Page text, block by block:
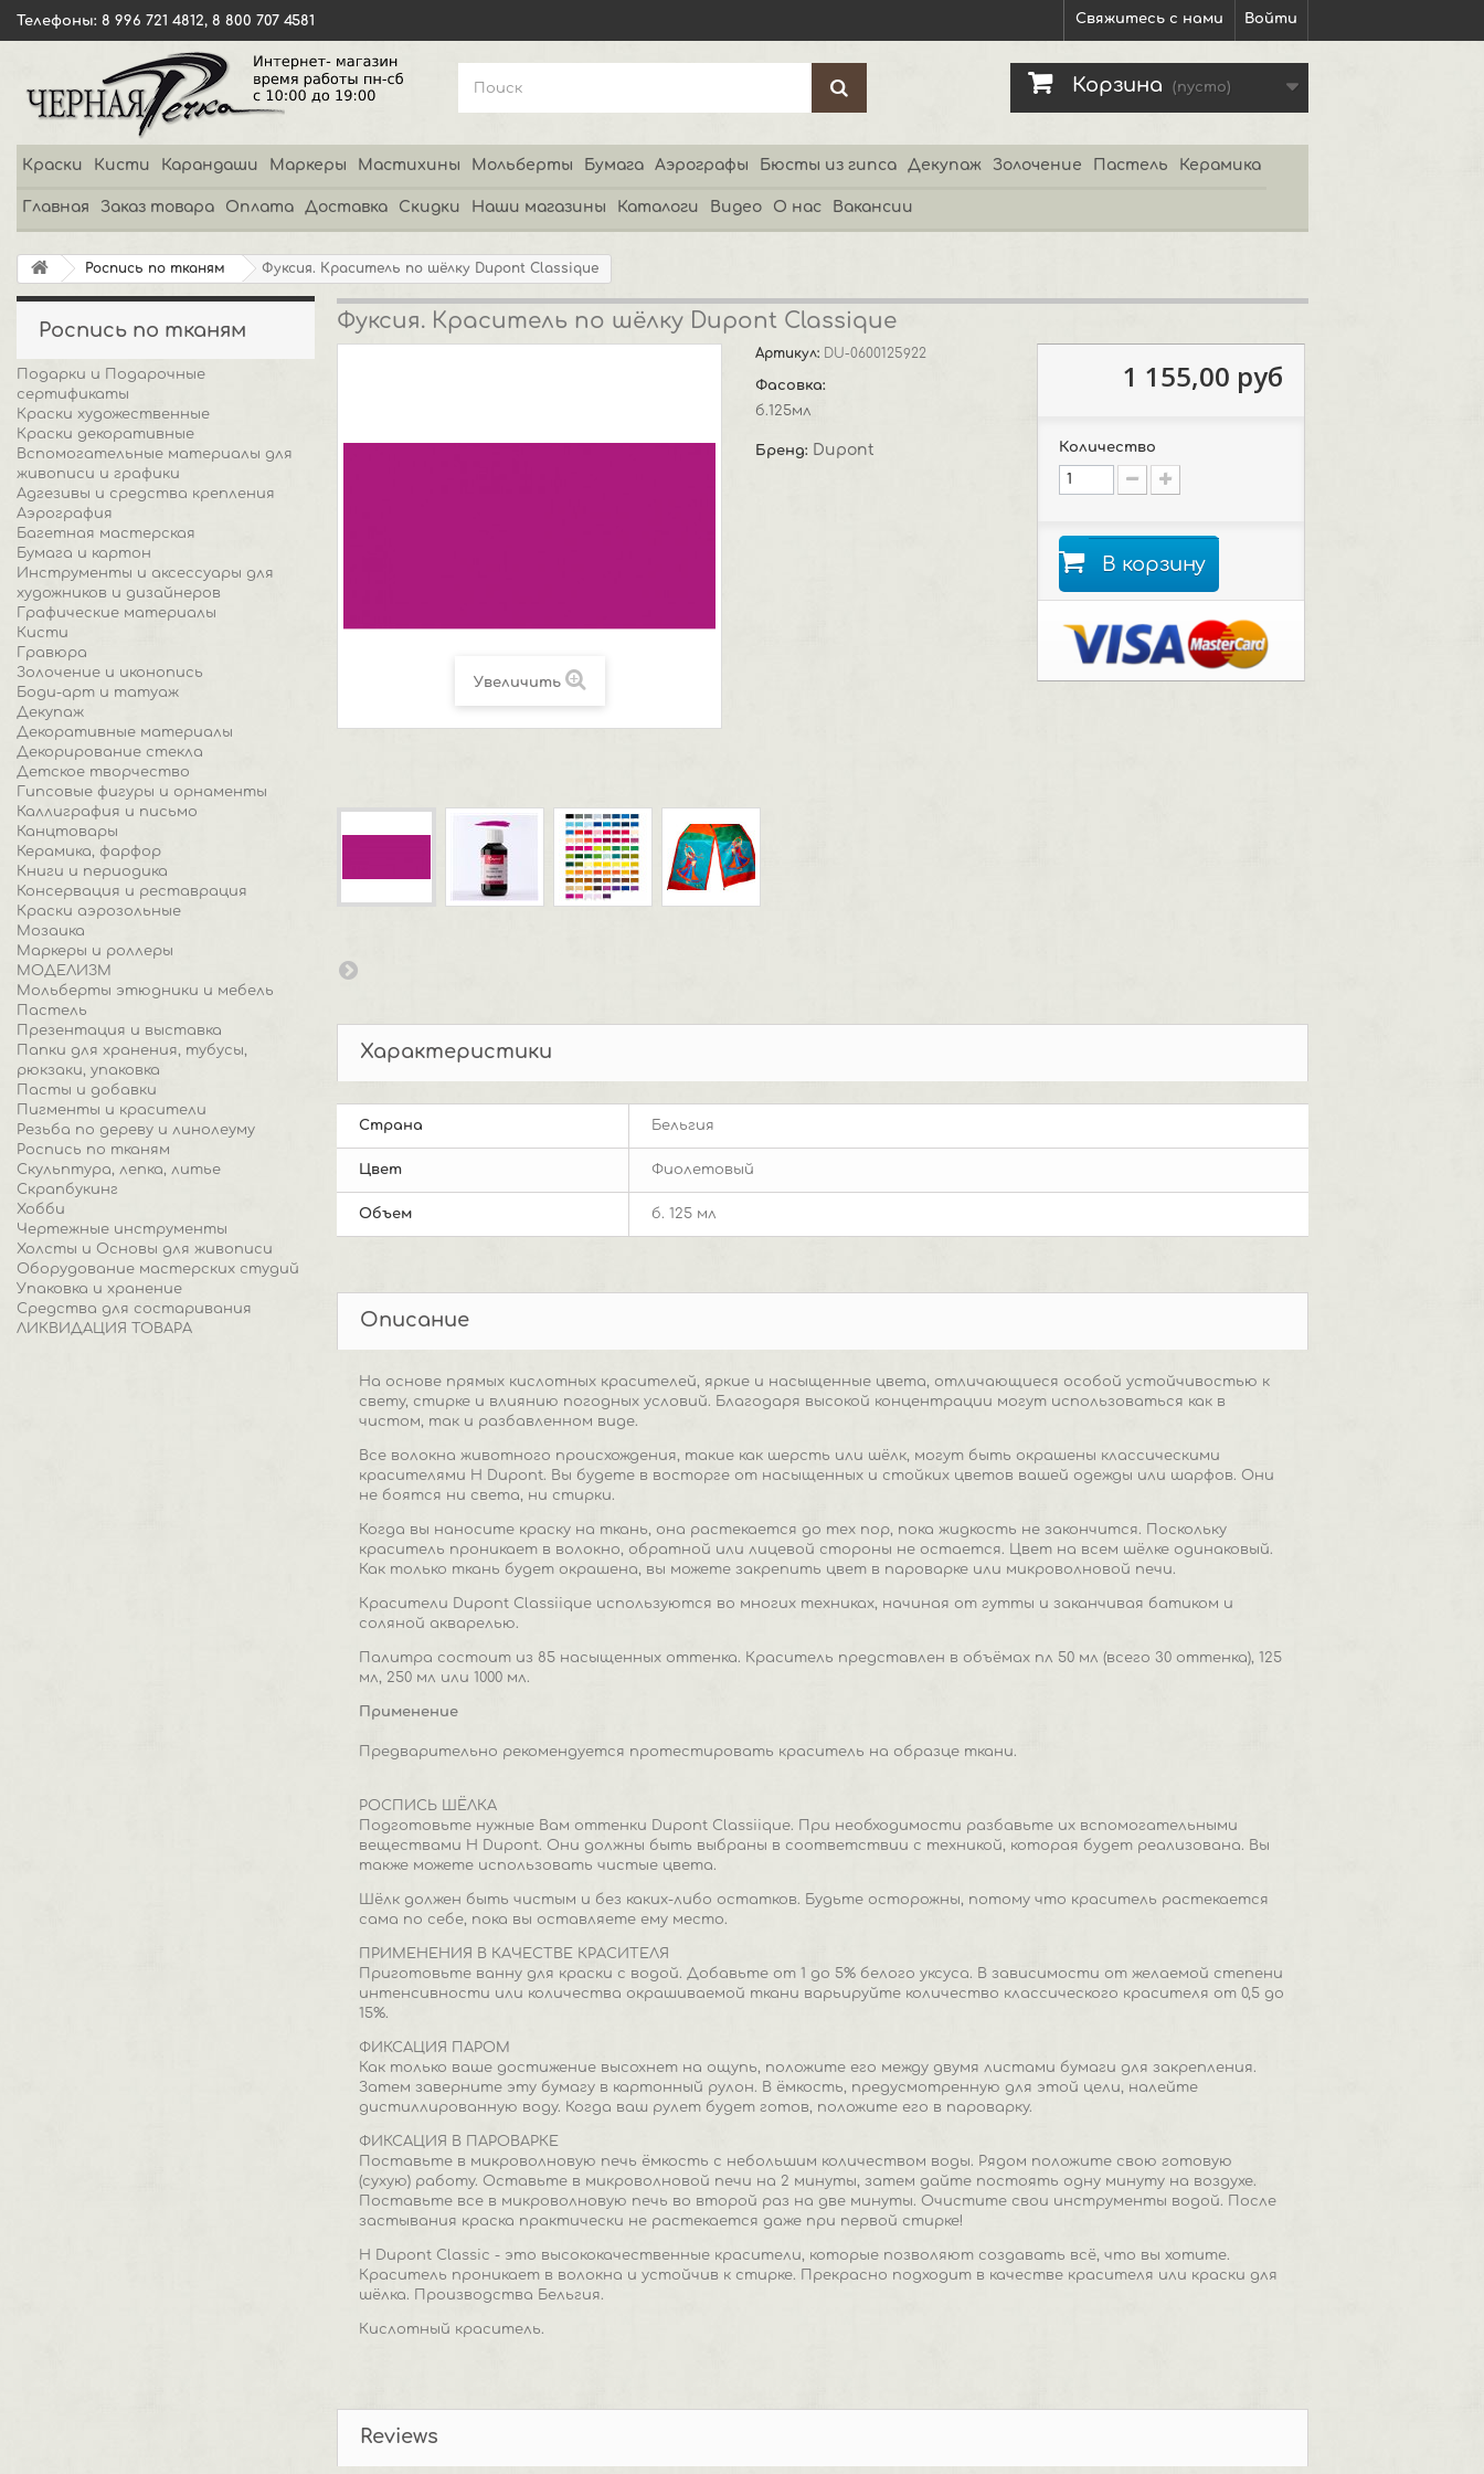
Войти
Свяжитесь с нами
Телефоны: 8 996 721 4812, 8 800 707 4581
Корзина (пусто)
Краски Кисти Карандаши Маркеры Мастихины Мольберты Бумага Аэрографы Бюсты из гипса Декупаж Золочение Пастель Керамика
Главная Заказ товара Оплата Доставка Скидки Наши магазины Каталоги Видео О нас Вакансии
Роспись по тканям Фуксия. Краситель по шёлку Dupont Classique
Роспись по тканям
Подарки и Подарочные
сертификаты
Краски художественные
Краски декоративные
Вспомогательные материалы для
живописи и графики
Адгезивы и средства крепления
Аэрография
Багетная мастерская
Бумага и картон
Инструменты и аксессуары для
художников и дизайнеров
Графические материалы
Кисти
Гравюра
Золочение и иконопись
Боди-арт и татуаж
Декупаж
Декоративные материалы
Декорирование стекла
Детское творчество
Гипсовые фигуры и орнаменты
Каллиграфия и письмо
Канцтовары
Керамика, фарфор
Книги и периодика
Консервация и реставрация
Краски аэрозольные
Мозаика
Маркеры и роллеры
МОДЕЛИЗМ
Мольберты этюдники и мебель
Пастель
Презентация и выставка
Папки для хранения, тубусы,
рюкзаки, упаковка
Пасты и добавки
Пигменты и красители
Резьба по дереву и линолеуму
Роспись по тканям
Скульптура, лепка, литье
Скрапбукинг
Хобби
Чертежные инструменты
Холсты и Основы для живописи
Оборудование мастерских студий
Упаковка и хранение
Средства для состаривания
ЛИКВИДАЦИЯ ТОВАРА
Фуксия. Краситель по шёлку Dupont Classique
Увеличить
Артикул: DU-0600125922
Фасовка:
б.125мл
Бренд: Dupont
1 155,00 руб
Количество
В корзину
Характеристики
Страна Бельгия
Цвет Фиолетовый
Объем б. 125 мл
Описание
На основе прямых кислотных красителей, яркие и насыщенные цвета, отличающиеся особой устойчивостью к
свету, стирке и влиянию погодных условий. Благодаря высокой концентрации могут использоваться как в
чистом, так и разбавленном виде.
Все волокна животного происхождения, такие как шерсть или шёлк, могут быть окрашены классическими
красителями H Dupont. Вы будете в восторге от насыщенных и стойких цветов вашей одежды или шарфов. Они
не боятся ни света, ни стирки.
Когда вы наносите краску на ткань, она растекается до тех пор, пока жидкость не закончится. Поскольку
краситель проникает в волокно, обратной или лицевой стороны не остается. Цвет на всем шёлке одинаковый.
Как только ткань будет окрашена, вы можете закрепить цвет в пароварке или микроволновой печи.
Красители Dupont Classiique используются во многих техниках, начиная от гутты и заканчивая батиком и
соляной акварелью.
Палитра состоит из 85 насыщенных оттенка. Краситель представлен в объёмах пл 50 мл (всего 30 оттенка), 125
мл, 250 мл или 1000 мл.
Применение
Предварительно рекомендуется протестировать краситель на образце ткани.
РОСПИСЬ ШЁЛКА
Подготовьте нужные Вам оттенки Dupont Classiique. При необходимости разбавьте их вспомогательными
веществами H Dupont. Они должны быть выбраны в соответствии с техникой, которая будет реализована. Вы
также можете использовать чистые цвета.
Шёлк должен быть чистым и без каких-либо остатков. Будьте осторожны, потому что краситель растекается
сама по себе, пока вы оставляете ему место.
ПРИМЕНЕНИЯ В КАЧЕСТВЕ КРАСИТЕЛЯ
Приготовьте ванну для краски с водой. Добавьте от 1 до 5% белого уксуса. В зависимости от желаемой степени
интенсивности или количества окрашиваемой ткани варьируйте количество классического красителя от 0,5 до
15%.
ФИКСАЦИЯ ПАРОМ
Как только ваше достижение высохнет на ощупь, положите его между двумя листами бумаги для закрепления.
Затем заверните эту бумагу в картонный рулон. В ёмкость, предусмотренную для этой цели, налейте
дистиллированную воду. Когда ваш рулет будет готов, положите его в пароварку.
ФИКСАЦИЯ В ПАРОВАРКЕ
Поставьте в микроволновую печь ёмкость с небольшим количеством воды. Рядом положите свою готовую
(сухую) работу. Оставьте в микроволновой печи на 2 минуты, затем дайте постоять одну минуту на воздухе.
Поставьте все в микроволновую печь во второй раз на две минуты. Очистите свои инструменты водой. После
застывания краска практически не растекается даже при первой стирке!
H Dupont Classic - это высококачественные красители, которые позволяют создавать всё, что вы хотите.
Краситель проникает в волокна и устойчив к стирке. Прекрасно подходит в качестве красителя или краски для
шёлка. Производства Бельгия.
Кислотный краситель.
Reviews